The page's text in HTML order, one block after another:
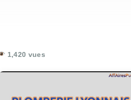
1,420 vues